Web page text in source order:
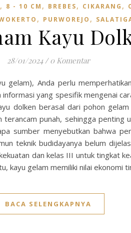
, 8 - 10 CM , BREBES, CIKARANG ,
, PURWOREJO ,
Kayu
28/01/2024 / 0 Komentar
gelam), Anda perlu
yang spesifik mengenai
dolken berasal dari pohon
punah, sehingga penting
sumber menyebutkan bahwa
teknik budidayanya belum
dan kelas III untuk tingkat
kayu gelam memiliki nilai ekonomi
BACA SELENGKAPNYA